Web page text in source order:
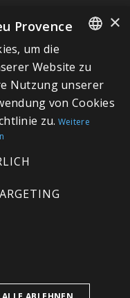
FRENCH
ITALIAN
×
Provence
um die
Website zu
Nutzung unserer
von Cookies
zu. Weitere